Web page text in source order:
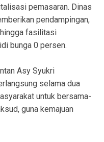
pemasaran. Dinas
pendampingan,
fasilitasi
bunga 0 persen.
Asy Syukri
selama dua
untuk bersama-
guna kemajuan